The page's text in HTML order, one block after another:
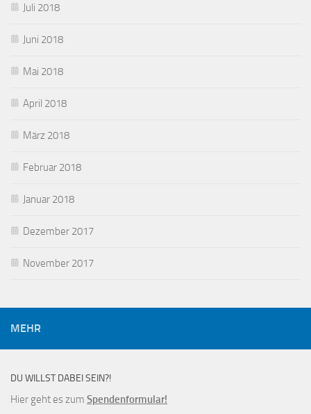
Juli 2018
Juni 2018
Mai 2018
April 2018
März 2018
Februar 2018
Januar 2018
Dezember 2017
November 2017
MEHR
DU WILLST DABEI SEIN?!
Hier geht es zum Spendenformular!